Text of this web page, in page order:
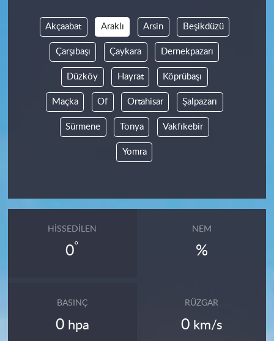
Akçaabat Araklı Arsin Beşikdüzü
Çarşıbaşı Çaykara Dernekpazarı
Düzköy Hayrat Köprübaşı
Maçka Of Ortahisar Şalpazarı
Sürmene Tonya Vakfıkebir
Yomra
HISSEDILEN
0°
NEM
%
BASINÇ
0 hpa
RÜZGAR
0 km/s